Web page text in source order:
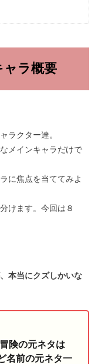
ャラ概要
ラクター達。
メインキャラだけで
に焦点を当ててみよ
けます。今回は８
本当にクズしかいな
険の元ネタは
名前の元ネタ一